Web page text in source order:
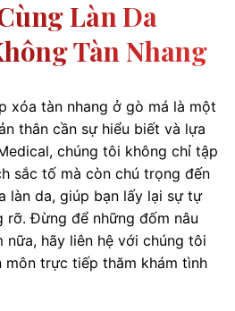
Làn Da
Tàn Nhang
xóa tàn nhang ở gò má là một
thân cần sự hiểu biết và lựa
chúng tôi không chỉ tập
sắc tố mà còn chú trọng đến
làn da, giúp bạn lấy lại sự tự
Đừng để những đốm nâu
nữa, hãy liên hệ với chúng tôi
môn trực tiếp thăm khám tình